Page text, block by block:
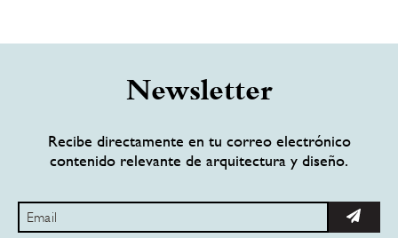
Newsletter
Recibe directamente en tu correo electrónico
contenido relevante de arquitectura y diseño.